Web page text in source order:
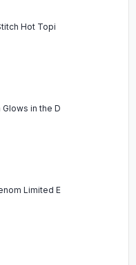
Hot Topi
in the D
Limited E